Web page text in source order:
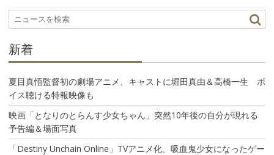
シ
ョ
新着
夏目真悟監督初の劇場アニメ、キャストに堀田真由＆高橋一生 ボ
イス聴ける特報映像も
映画「となりのとらんす少女ちゃん」突然10年後の自分が現れる
予告編＆場面写真
「Destiny Unchain Online」TVアニメ化、吸血鬼少女になったゲー